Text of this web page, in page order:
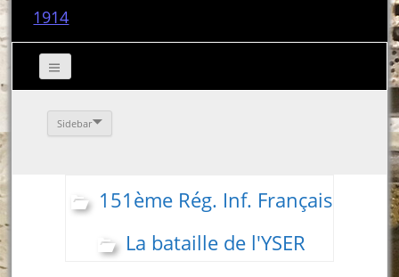
1914
Sidebar
151ème Rég. Inf. Français
La bataille de l'YSER